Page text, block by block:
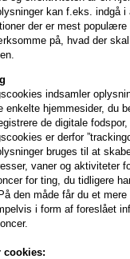
kan f.eks. indgå i
der er mest
på, hvad der
indsamler
enkelte hjemmesider, du
de digitale
er derfor
bruges til at
vaner og aktiviteter
for ting, du tidligere
den måde får du et
i form af foreslået
cookies:
Shampoo
148,00